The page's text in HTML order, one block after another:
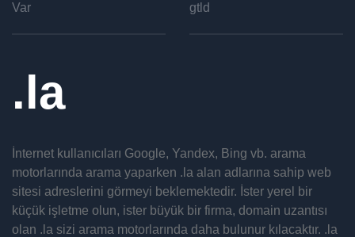
Var gtld
la
İnternet kullanıcıları Google, Yandex, Bing vb. arama
motorlarında arama yaparken .la alan adlarına sahip web
sitesi adreslerini görmeyi beklemektedir. İster yerel bir
küçük işletme olun, ister büyük bir firma, domain uzantısı
olan .la sizi arama motorlarında daha bulunur kılacaktır. .la